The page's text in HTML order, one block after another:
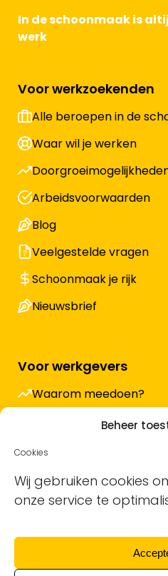
Beheer
Cookies
Wij gebruiken cookies
onze service te
In de schoonmaak is
werk
Voor werkzoekenden
Alle beroepen in de
Waar wil je werken
Arbeidsvoorwaarden
Blog
Veelgestelde vragen
Schoonmaak je rijk
Nieuwsbrief
Voor werkgevers
Waarom meedoen?
Hoe werkt het en wat
Vacature plaatsen
Sollicitanten ontvangen
Blog